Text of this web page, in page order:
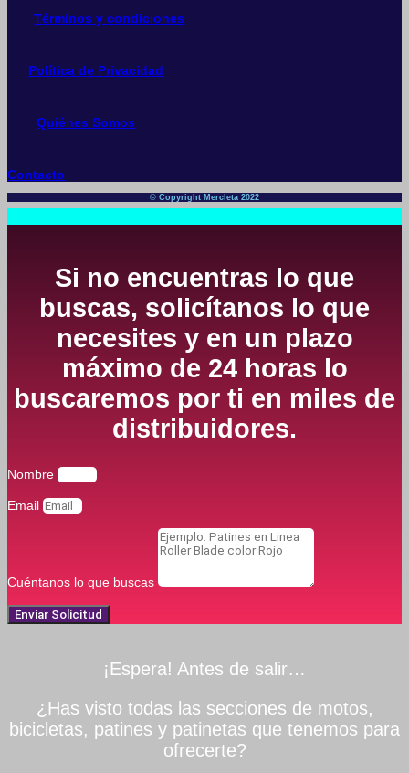
Términos y condiciones
Política de Privacidad
Quiénes Somos
Contacto
© Copyright Mercleta 2022
Si no encuentras lo que
buscas, solicítanos lo que
necesites y en un plazo
máximo de 24 horas lo
buscaremos por ti en miles de
distribuidores.
Nombre
Email
Cuéntanos lo que buscas
Enviar Solicitud
¡Espera! Antes de salir…
¿Has visto todas las secciones de motos,
bicicletas, patines y patinetas que tenemos para
ofrecerte?